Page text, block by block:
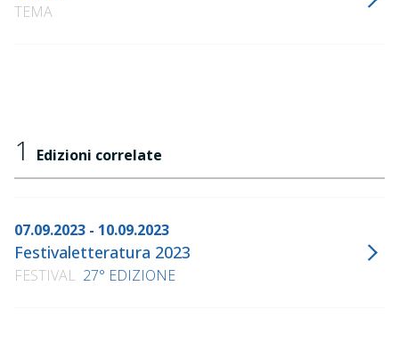
TEMA
1 Edizioni correlate
07.09.2023 - 10.09.2023
Festivaletteratura 2023
FESTIVAL 27° EDIZIONE